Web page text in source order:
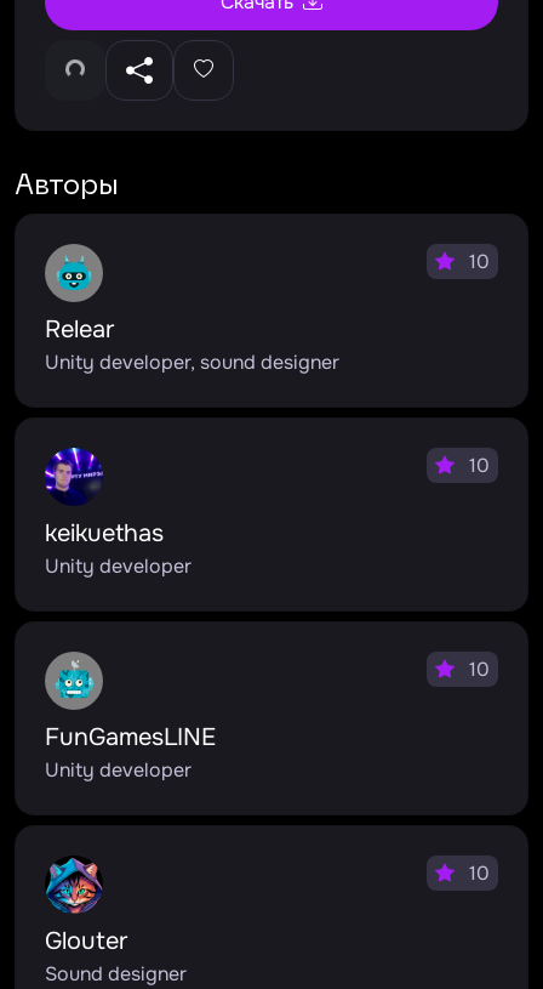
Авторы
Relear
Unity developer, sound designer
10
keikuethas
Unity developer
10
FunGamesLINE
Unity developer
10
Glouter
Sound designer
10